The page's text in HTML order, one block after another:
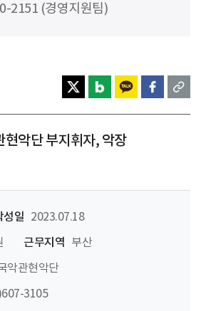
2151 (경영지원팀)
현악단 부지휘자, 악장
성일
2023.07.18
근무지역
부산
악관현악단
3105